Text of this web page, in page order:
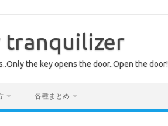
tranquilizer
the key opens the door..Open the
各種まとめ